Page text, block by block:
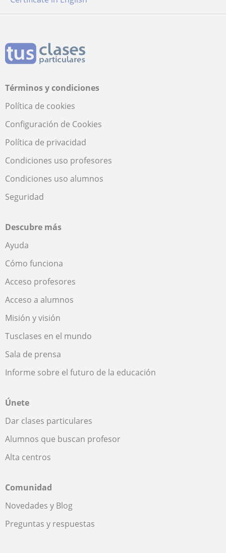
Términos y condiciones
Política de cookies
Configuración de Cookies
Política de privacidad
Condiciones uso profesores
Condiciones uso alumnos
Seguridad
Descubre más
Ayuda
Cómo funciona
Acceso profesores
Acceso a alumnos
Misión y visión
Tusclases en el mundo
Sala de prensa
Informe sobre el futuro de la educación
Únete
Dar clases particulares
Alumnos que buscan profesor
Alta centros
Comunidad
Novedades y Blog
Preguntas y respuestas